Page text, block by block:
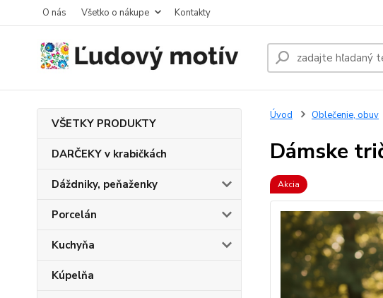
O nás Všetko o nákupe Kontakty
VŠETKY PRODUKTY
DARČEKY v krabičkách
Dáždniky, peňaženky
Porcelán
Kuchyňa
Kúpelňa
Úvod Oblečenie, obuv
Dámske
Akcia